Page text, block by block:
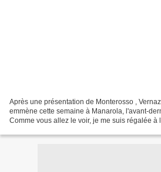
Après une présentation de Monterosso ,
emmène cette semaine à Manarola, l'avant-
Comme vous allez le voir, je me suis régalée à